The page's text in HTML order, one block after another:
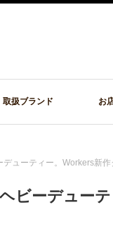
取扱ブランド お
デューティー。Workers新
ビーデュー